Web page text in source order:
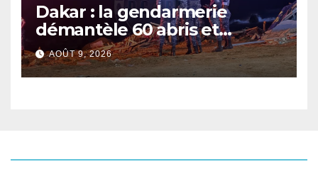
Dakar : la gendarmerie
démantèle 60 abris et
interpelle 27 personnes
AOÛT 9, 2026